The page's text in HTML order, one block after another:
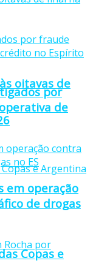
oitavas de
Copas e
por
de
em operação
de drogas